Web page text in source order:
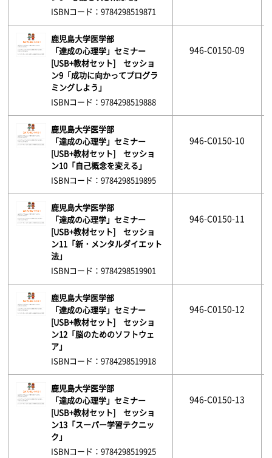
ISBNコード：9784298519871
鹿児島大学医学部
「達成の心理学」セミナー
[USB+教材セット] セッショ
ン9「成功に向かってプログラ
ミングしよう」
ISBNコード：9784298519888
946-C0150-09
鹿児島大学医学部
「達成の心理学」セミナー
[USB+教材セット] セッショ
ン10「自己概念を変える」
ISBNコード：9784298519895
946-C0150-10
鹿児島大学医学部
「達成の心理学」セミナー
[USB+教材セット] セッショ
ン11「新・メンタルダイエット
法」
ISBNコード：9784298519901
946-C0150-11
鹿児島大学医学部
「達成の心理学」セミナー
[USB+教材セット] セッショ
ン12「脳のためのソフトウェ
ア」
ISBNコード：9784298519918
946-C0150-12
鹿児島大学医学部
「達成の心理学」セミナー
[USB+教材セット] セッショ
ン13「スーパー学習テクニッ
ク」
ISBNコード：9784298519925
946-C0150-13